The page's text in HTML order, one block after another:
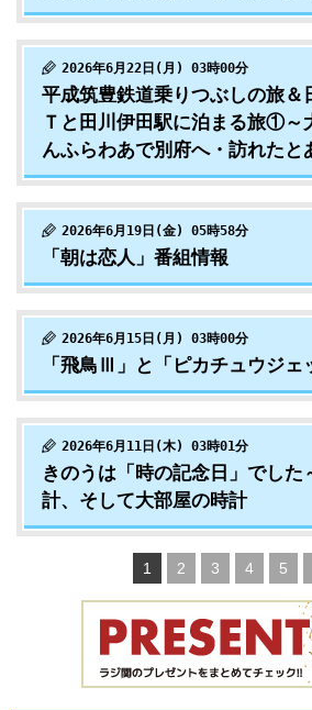
2026年6月22日(月) 03時00分
平成筑豊鉄道乗りつぶしの旅＆
Ｔと田川伊田駅に泊まる旅①～
んふらわあで別府へ・訪れたと
2026年6月19日(金) 05時58分
「朝は恋人」番組情報
2026年6月15日(月) 03時00分
「飛鳥Ⅲ」と「ピカチュウジェ
2026年6月11日(木) 03時01分
きのうは「時の記念日」でした
計、そして大部屋の時計
1 2 3 4 5